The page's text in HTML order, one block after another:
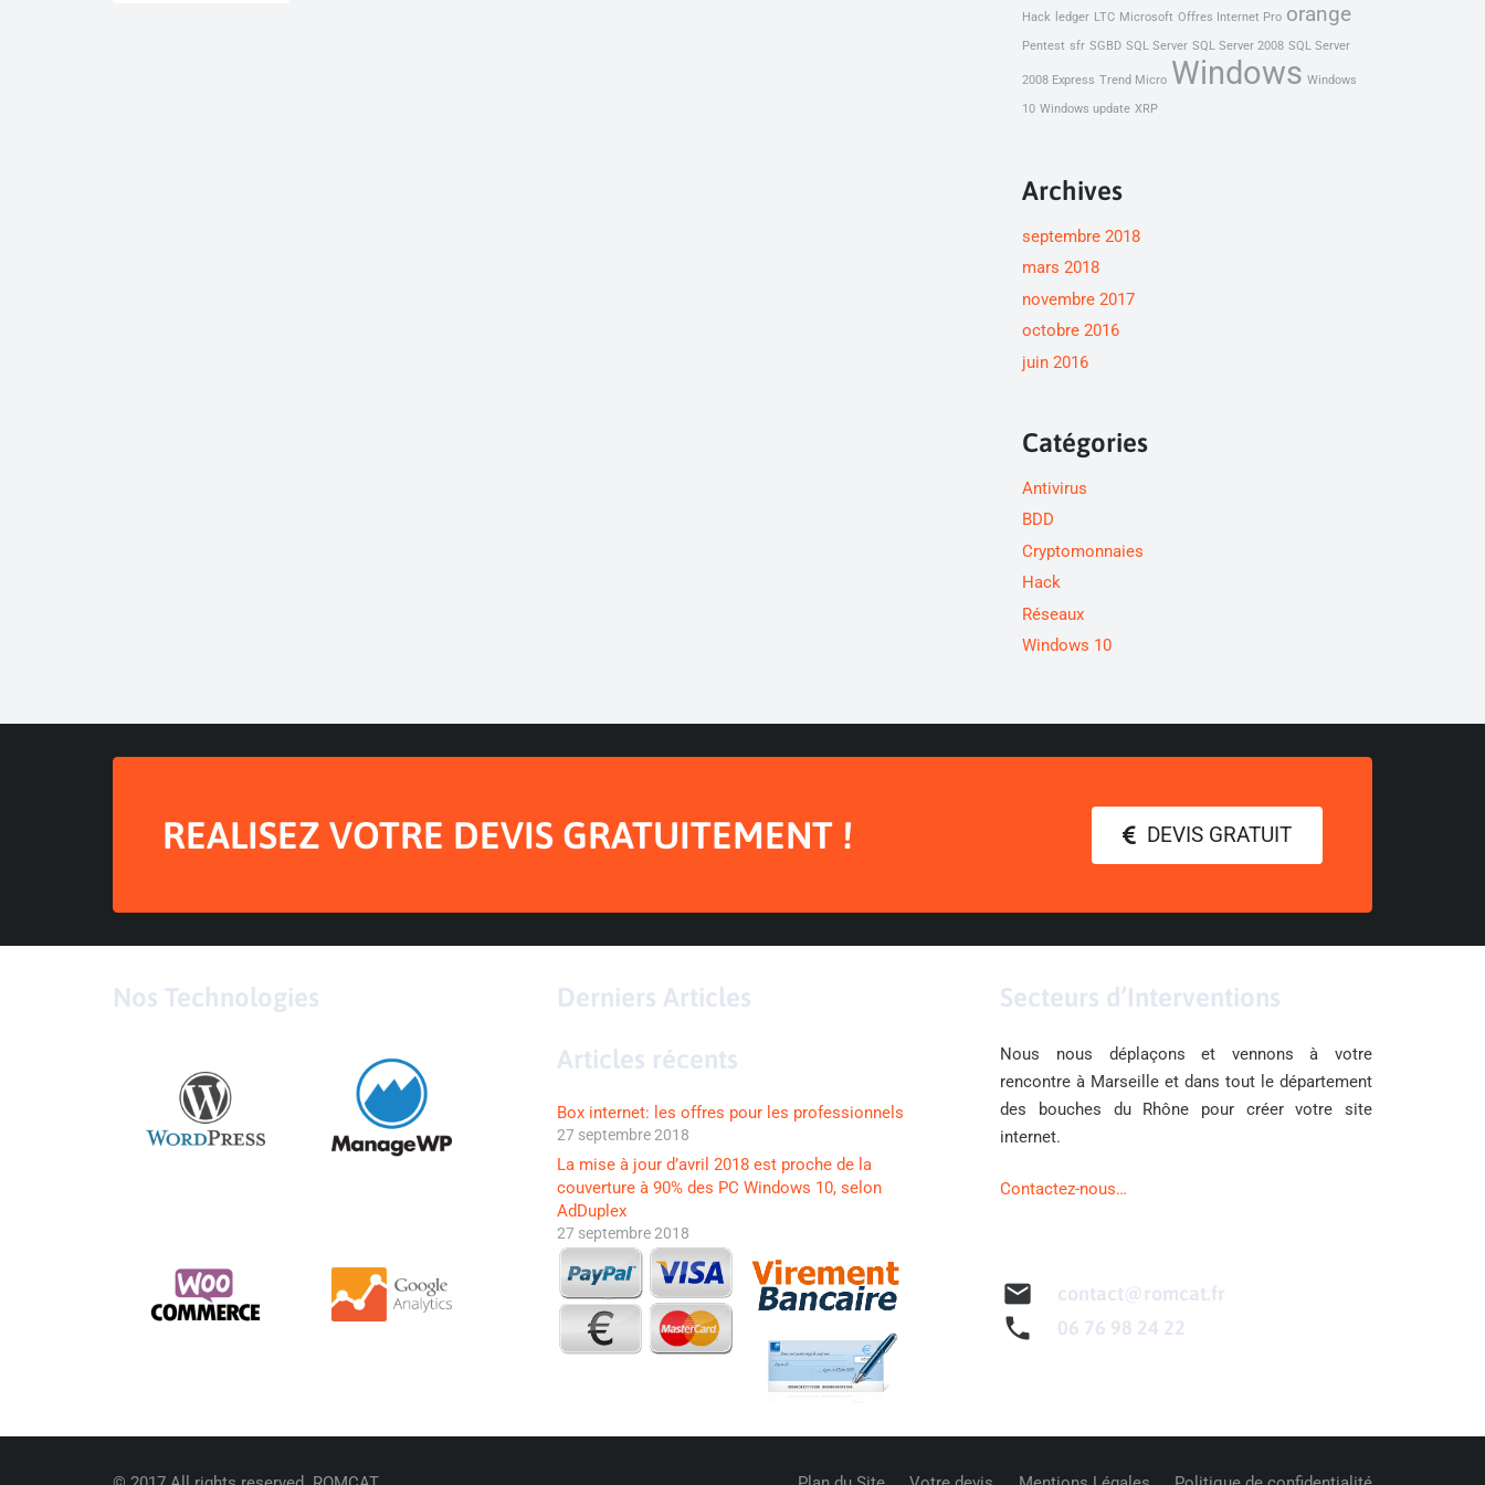
Hack ledger LTC Microsoft Offres Internet Pro orange
Pentest sfr SGBD SQL Server SQL Server 2008 SQL Server
2008 Express Trend Micro Windows Windows
10 Windows update XRP
Archives
septembre 2018
mars 2018
novembre 2017
octobre 2016
juin 2016
Catégories
Antivirus
BDD
Cryptomonnaies
Hack
Réseaux
Windows 10
REALISEZ VOTRE DEVIS GRATUITEMENT ! DEVIS GRATUIT
Nos Technologies Derniers Articles
Articles récents
Box internet: les offres pour les professionnels
27 septembre 2018
La mise à jour d’avril 2018 est proche de la
couverture à 90% des PC Windows 10, selon
AdDuplex
27 septembre 2018
Secteurs d’Interventions
Nous nous déplaçons et vennons à votre
rencontre à Marseille et dans tout le département
des bouches du Rhône pour créer votre site
internet.
Contactez-nous…
mail contact@romcat.fr
phone 06 76 98 24 22